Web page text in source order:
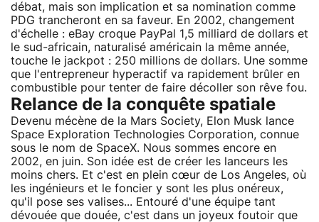
débat, mais son implication et sa nomination comme
PDG trancheront en sa faveur. En 2002, changement
d'échelle : eBay croque PayPal 1,5 milliard de dollars et
le sud-africain, naturalisé américain la même année,
touche le jackpot : 250 millions de dollars. Une somme
que l'entrepreneur hyperactif va rapidement brûler en
combustible pour tenter de faire décoller son rêve fou.
Relance de la conquête spatiale
Devenu mécène de la Mars Society, Elon Musk lance
Space Exploration Technologies Corporation, connue
sous le nom de SpaceX. Nous sommes encore en
2002, en juin. Son idée est de créer les lanceurs les
moins chers. Et c'est en plein cœur de Los Angeles, où
les ingénieurs et le foncier y sont les plus onéreux,
qu'il pose ses valises... Entouré d'une équipe tant
dévouée que douée, c'est dans un joyeux foutoir que